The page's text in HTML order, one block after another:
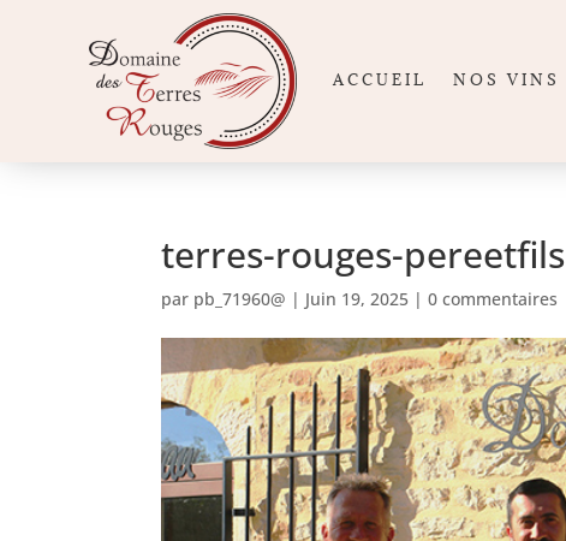
ACCUEIL NOS VINS
terres-rouges-pereetfils
par pb_71960@ | Juin 19, 2025 |0 commentaires